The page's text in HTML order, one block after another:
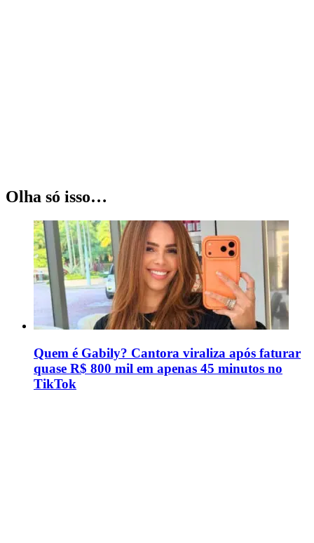
Olha só isso…
Quem é Gabily? Cantora viraliza após faturar
quase R$ 800 mil em apenas 45 minutos no
TikTok